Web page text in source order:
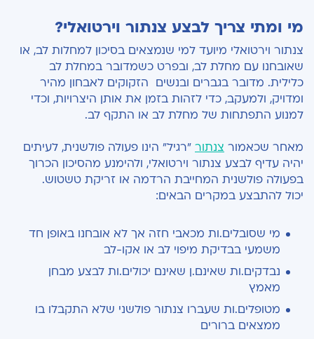
מי ומתי צריך לבצע צנתור וירטואלי?
צנתור וירטואלי מיועד למי שנמצאים בסיכון למחלות לב, או
שאובחנו עם מחלת לב, ובפרט כשמדובר במחלת לב
כלילית. מדובר בגברים ובנשים הזקוקים לאבחון מהיר
ומדויק, ולמעקב, כדי לזהות בזמן את אותן היצרויות, וכדי
למנוע התפתחות של מחלת לב או התקף לב.
מאחר שכאמור צנתור "רגיל" הינו פעולה פולשנית, לעיתים
יהיה עדיף לבצע צנתור וירטואלי, ולהימנע מהסיכון הכרוך
בפעולה פולשנית המחייבת הרדמה או זריקת טשטוש.
יכול להתבצע במקרים הבאים:
מי שסובלים.ות מכאבי חזה אך לא אובחנו באופן חד
משמעי בבדיקת מיפוי לב או אקו-לב
נבדקים.ות שאינם.ן שאינם יכולים.ות לבצע מבחן
מאמץ
מטופלים.ות שעברו צנתור פולשני שלא התקבלו בו
ממצאים ברורים